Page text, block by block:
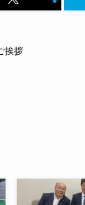
挨拶